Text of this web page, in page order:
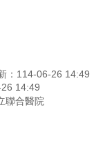
：114-06-26 14:49
14:49
聯合醫院